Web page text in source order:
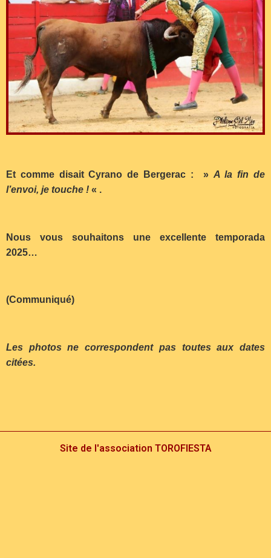
Et comme disait Cyrano de Bergerac : » A la fin de
l’envoi, je touche ! « .
Nous vous souhaitons une excellente temporada
2025…
(Communiqué)
Les photos ne correspondent pas toutes aux dates
citées.
Site de l'association TOROFIESTA